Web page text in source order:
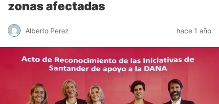
zonas afectadas
Alberto Perez hace 1 año